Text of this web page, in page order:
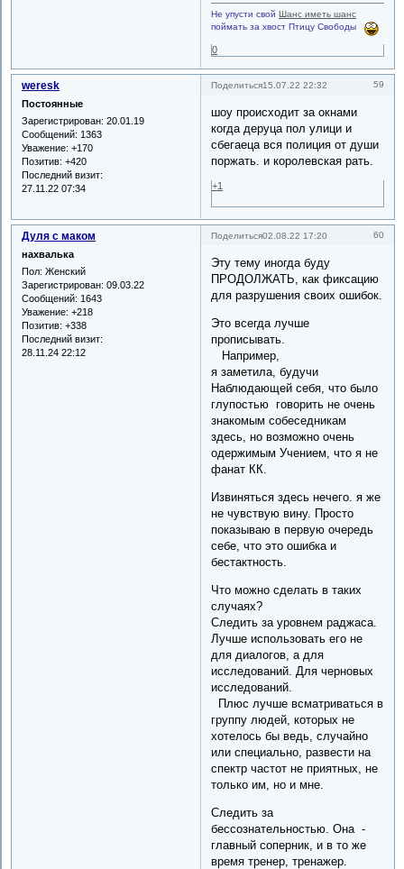
Не упусти свойШанс иметь шанс
поймать за хвост Птицу Свободы
0
Поделиться 59
15.07.22 22:32
weresk
Постоянные
Зарегистрирован: 20.01.19
Сообщений: 1363
Уважение: +170
Позитив: +420
Последний визит:
27.11.22 07:34
шоу происходит за окнами
когда деруца пол улици и
сбегаеца вся полиция от души
поржать. и королевская рать.
+1
Поделиться 60
02.08.22 17:20
Дуля с маком
нахвалька
Пол: Женский
Зарегистрирован: 09.03.22
Сообщений: 1643
Уважение: +218
Позитив: +338
Последний визит:
28.11.24 22:12
Эту тему иногда буду
ПРОДОЛЖАТЬ, как фиксацию
для разрушения своих ошибок.
Это всегда лучше
прописывать.
Например,
я заметила, будучи
Наблюдающей себя, что было
глупостью говорить не очень
знакомым собеседникам
здесь, но возможно очень
одержимым Учением, что я не
фанат КК.
Извиняться здесь нечего. я же
не чувствую вину. Просто
показываю в первую очередь
себе, что это ошибка и
бестактность.
Что можно сделать в таких
случаях?
Следить за уровнем раджаса.
Лучше использовать его не
для диалогов, а для
исследований. Для черновых
исследований.
Плюс лучше всматриваться в
группу людей, которых не
хотелось бы ведь, случайно
или специально, развести на
спектр частот не приятных, не
только им, но и мне.
Следить за
бессознательностью. Она -
главный соперник, и в то же
время тренер, тренажер.